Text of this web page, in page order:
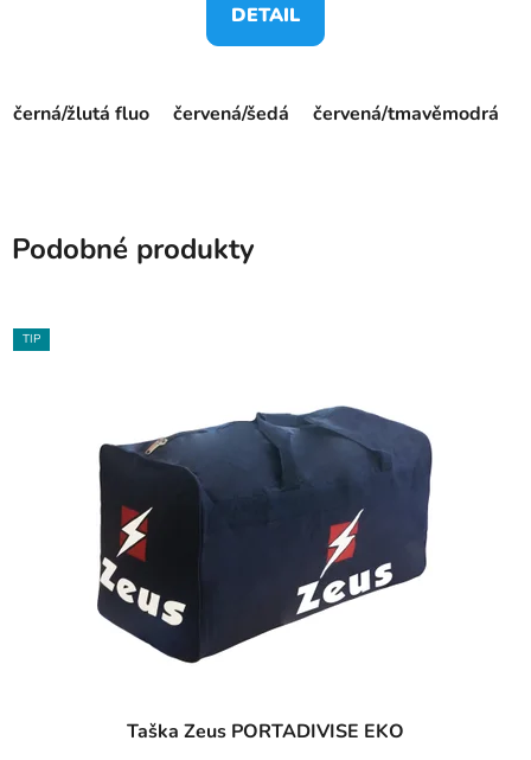
DETAIL
černá/žlutá fluo červená/šedá červená/tmavěmodrá
Podobné produkty
TIP
Taška Zeus PORTADIVISE EKO